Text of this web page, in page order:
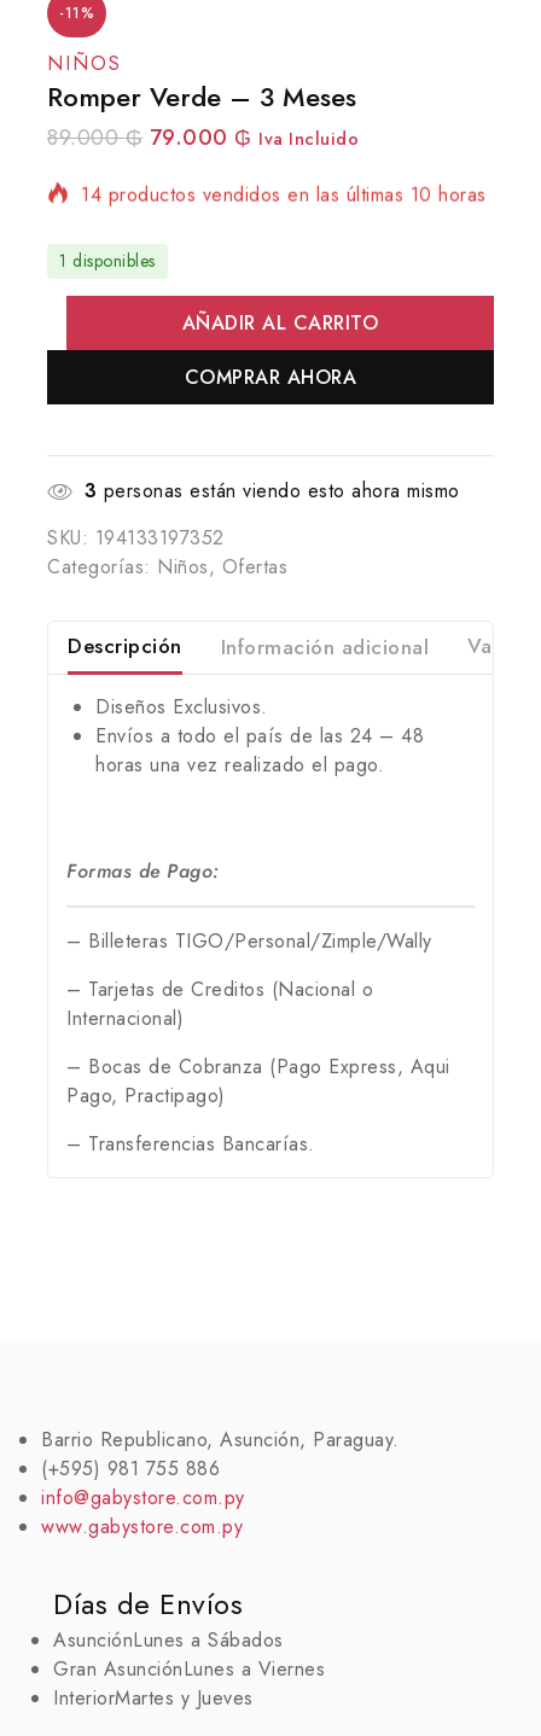
-11%
NIÑOS
Romper Verde – 3 Meses
89.000₲ 79.000 ₲ Iva Incluido
en su carrito
1 disponibles
AÑADIR AL CARRITO
COMPRAR AHORA
3 personas están viendo esto ahora mismo
SKU: 194133197352
Categorías: Niños, Ofertas
Descripción Información adicional
Diseños Exclusivos.
Envíos a todo el país de las 24 – 48
horas una vez realizado el pago.
Formas de Pago:
– Billeteras TIGO/Personal/Zimple/Wally
– Tarjetas de Creditos (Nacional o
Internacional)
– Bocas de Cobranza (Pago Express, Aqui
Pago, Practipago)
– Transferencias Bancarías.
Barrio Republicano, Asunción, Paraguay.
(+595) 981 755 886
info@gabystore.com.py
www.gabystore.com.py
Días de Envíos
AsunciónLunes a Sábados
Gran AsunciónLunes a Viernes
InteriorMartes y Jueves